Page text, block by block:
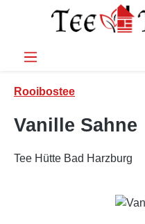
Zum Hauptinhalt springen
Rooibostee
Vanille Sahne
Tee Hütte Bad Harzburg
Bildergalerie überspringen